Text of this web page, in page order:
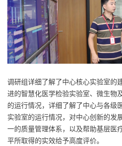
调研组详细了解了中心核心实验室的
进的智慧化医学检验实验室、微生物
的运行情况，详细了解了中心与各级
实验室的运行情况，对中心创新的发
一的质量管理体系，以及帮助基层医
平所取得的实效给予高度评价。